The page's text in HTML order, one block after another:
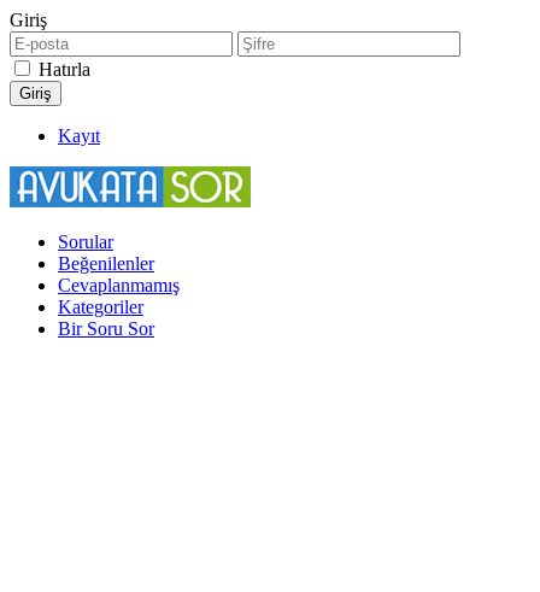
Giriş
Hatırla
Kayıt
Sorular
Beğenilenler
Cevaplanmamış
Kategoriler
Bir Soru Sor